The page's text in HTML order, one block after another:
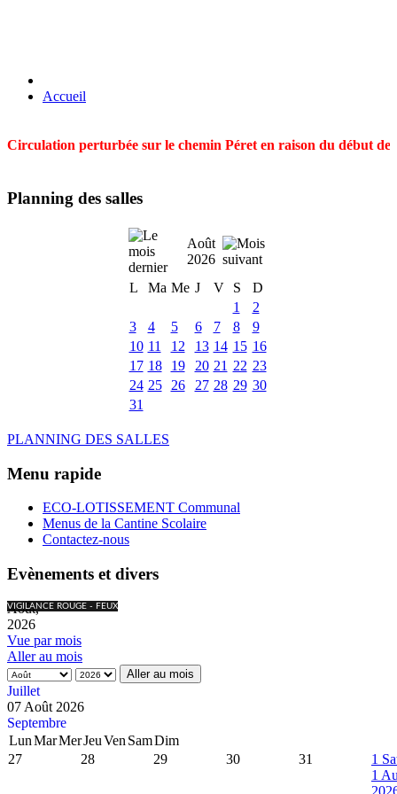
Accueil
Circulation perturbée sur le chemin Péret en raison du début
Planning des salles
Août
2026
L
Ma Me J V S
D
1
2
3
4 5 6 7 8
9
10 11 12 13 14 15 16
17 18 19 20 21 22 23
24 25 26 27 28 29 30
31
PLANNING DES SALLES
Menu rapide
ECO-LOTISSEMENT Communal
Menus de la Cantine Scolaire
Contactez-nous
Evènements et divers
VIGILANCE ROUGE - FEUX
Août,
2026
Vue par mois
Aller au mois
Aller au mois
Juillet
07 Août 2026
Septembre
LunMarMerJeuVen SamDim
27
28 29 30 31 1
1